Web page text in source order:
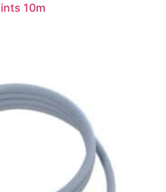
10m